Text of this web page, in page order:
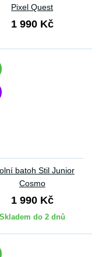
Pixel Quest
1 990 Kč
batoh Stil Junior
Cosmo
1 990 Kč
Skladem do 2 dnů